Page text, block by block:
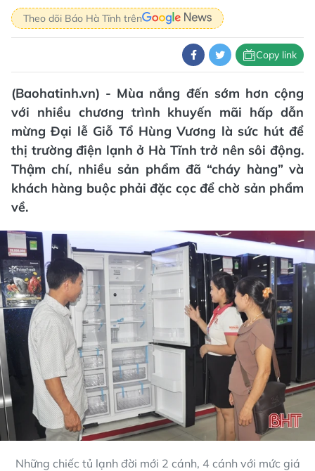
Theo dõi Báo Hà Tĩnh trên
Copy link
(Baohatinh.vn) - Mùa nắng đến sớm hơn cộng
với nhiều chương trình khuyến mãi hấp dẫn
mừng Đại lễ Giỗ Tổ Hùng Vương là sức hút để
thị trường điện lạnh ở Hà Tĩnh trở nên sôi động.
Thậm chí, nhiều sản phẩm đã “cháy hàng” và
khách hàng buộc phải đặc cọc để chờ sản phẩm
về.
Những chiếc tủ lạnh đời mới 2 cánh, 4 cánh với mức giá